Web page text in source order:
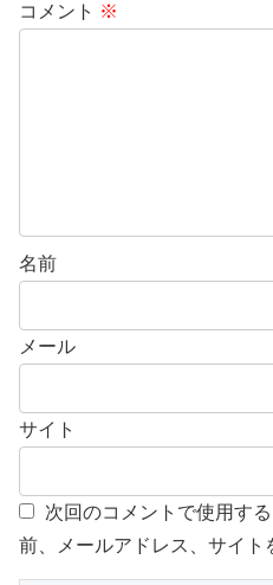
コメント ※
名前
メール
サイト
次回のコメントで使用す
前、メールアドレス、サイト